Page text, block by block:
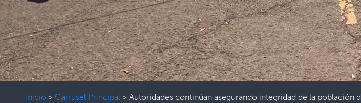
Inicio > Carrusel Principal > Autoridades continúan asegurando integridad de la población